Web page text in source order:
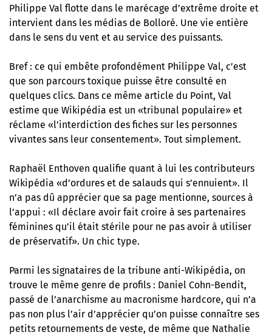
Philippe Val flotte dans le marécage d’extrême droite et
intervient dans les médias de Bolloré. Une vie entière
dans le sens du vent et au service des puissants.
Bref : ce qui embête profondément Philippe Val, c’est
que son parcours toxique puisse être consulté en
quelques clics. Dans ce même article du Point, Val
estime que Wikipédia est un «tribunal populaire» et
réclame «l’interdiction des fiches sur les personnes
vivantes sans leur consentement». Tout simplement.
Raphaël Enthoven qualifie quant à lui les contributeurs
Wikipédia «d’ordures et de salauds qui s’ennuient». Il
n’a pas dû apprécier que sa page mentionne, sources à
l’appui : «Il déclare avoir fait croire à ses partenaires
féminines qu’il était stérile pour ne pas avoir à utiliser
de préservatif». Un chic type.
Parmi les signataires de la tribune anti-Wikipédia, on
trouve le même genre de profils : Daniel Cohn-Bendit,
passé de l’anarchisme au macronisme hardcore, qui n’a
pas non plus l’air d’apprécier qu’on puisse connaître ses
petits retournements de veste, de même que Nathalie